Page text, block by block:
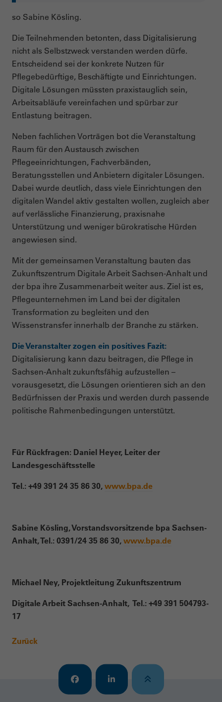
so Sabine Kösling.
Die Teilnehmenden betonten, dass Digitalisierung
nicht als Selbstzweck verstanden werden dürfe.
Entscheidend sei der konkrete Nutzen für
Pflegebedürftige, Beschäftigte und Einrichtungen.
Digitale Lösungen müssten praxistauglich sein,
Arbeitsabläufe vereinfachen und spürbar zur
Entlastung beitragen.
Neben fachlichen Vorträgen bot die Veranstaltung
Raum für den Austausch zwischen
Pflegeeinrichtungen, Fachverbänden,
Beratungsstellen und Anbietern digitaler Lösungen.
Dabei wurde deutlich, dass viele Einrichtungen den
digitalen Wandel aktiv gestalten wollen, zugleich aber
auf verlässliche Finanzierung, praxisnahe
Unterstützung und weniger bürokratische Hürden
angewiesen sind.
Mit der gemeinsamen Veranstaltung bauten das
Zukunftszentrum Digitale Arbeit Sachsen-Anhalt und
der bpa ihre Zusammenarbeit weiter aus. Ziel ist es,
Pflegeunternehmen im Land bei der digitalen
Transformation zu begleiten und den
Wissenstransfer innerhalb der Branche zu stärken.
Die Veranstalter zogen ein positives Fazit:
Digitalisierung kann dazu beitragen, die Pflege in
Sachsen-Anhalt zukunftsfähig aufzustellen –
vorausgesetzt, die Lösungen orientieren sich an den
Bedürfnissen der Praxis und werden durch passende
politische Rahmenbedingungen unterstützt.
Für Rückfragen: Daniel Heyer, Leiter der
Landesgeschäftsstelle
Tel.: +49 391 24 35 86 30, www.bpa.de
Sabine Kösling, Vorstandsvorsitzende bpa Sachsen-
Anhalt, Tel.: 0391/24 35 86 30, www.bpa.de
Michael Ney, Projektleitung Zukunftszentrum
Digitale Arbeit Sachsen-Anhalt, Tel.: +49 391 504793-
17
Zurück